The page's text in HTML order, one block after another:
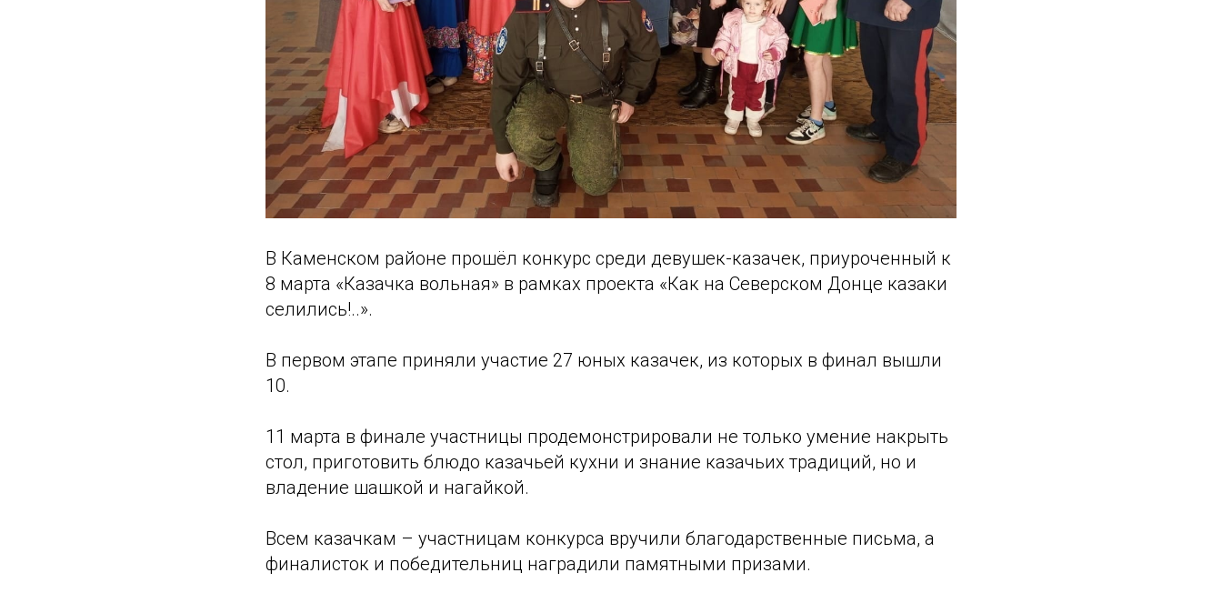
В Каменском районе прошёл конкурс среди девушек-казачек, приуроченный к
8 марта «Казачка вольная» в рамках проекта «Как на Северском Донце казаки
селились!..».
В первом этапе приняли участие 27 юных казачек, из которых в финал вышли
10.
11 марта в финале участницы продемонстрировали не только умение накрыть
стол, приготовить блюдо казачьей кухни и знание казачьих традиций, но и
владение шашкой и нагайкой.
Всем казачкам – участницам конкурса вручили благодарственные письма, а
финалисток и победительниц наградили памятными призами.